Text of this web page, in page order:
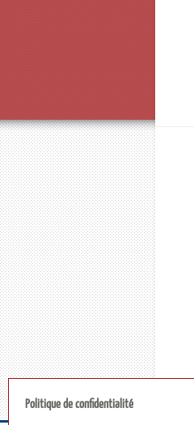
Politique de confidentialité